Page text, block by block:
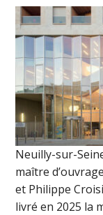
Neuilly-sur-
maître
et Philippe
livré en 2025 la